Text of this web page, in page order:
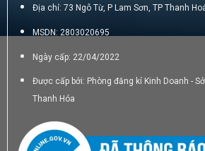
Địa chỉ: 73 Ngô Từ, P Lam Sơn, TP Thanh
MSDN: 2803020695
Ngày cấp: 22/04/2022
Được cấp bởi: Phòng đăng kí Kinh Doanh -
Thanh Hóa